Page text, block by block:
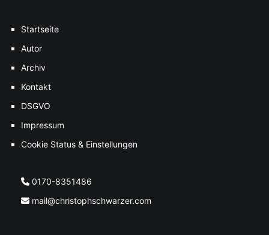
Startseite
Autor
Archiv
Kontakt
DSGVO
Impressum
Cookie Status & Einstellungen
0170-8351486
mail@christophschwarzer.com